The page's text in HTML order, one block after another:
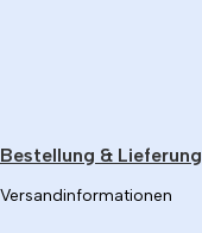
Bestellung & Lieferung
Versandinformationen